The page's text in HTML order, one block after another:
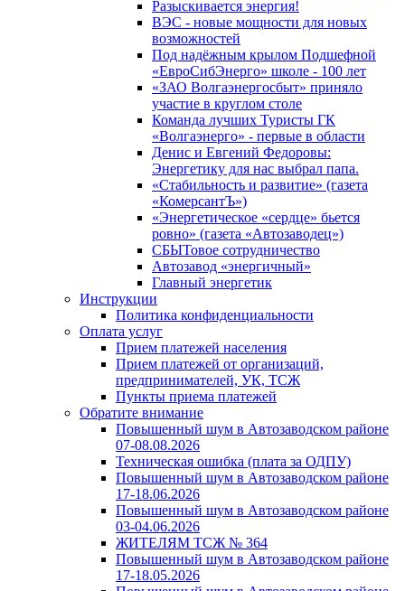
Разыскивается энергия!
ВЭС - новые мощности для новых
возможностей
Под надёжным крылом Подшефной
«ЕвроСибЭнерго» школе - 100 лет
«ЗАО Волгаэнергосбыт» приняло
участие в круглом столе
Команда лучших Туристы ГК
«Волгаэнерго» - первые в области
Денис и Евгений Федоровы:
Энергетику для нас выбрал папа.
«Стабильность и развитие» (газета
«КомерсантЪ»)
«Энергетическое «сердце» бьется
ровно» (газета «Автозаводец»)
СБЫТовое сотрудничество
Автозавод «энергичный»
Главный энергетик
Инструкции
Политика конфиденциальности
Оплата услуг
Прием платежей населения
Прием платежей от организаций,
предпринимателей, УК, ТСЖ
Пункты приема платежей
Обратите внимание
Повышенный шум в Автозаводском районе
07-08.08.2026
Техническая ошибка (плата за ОДПУ)
Повышенный шум в Автозаводском районе
17-18.06.2026
Повышенный шум в Автозаводском районе
03-04.06.2026
ЖИТЕЛЯМ ТСЖ № 364
Повышенный шум в Автозаводском районе
17-18.05.2026